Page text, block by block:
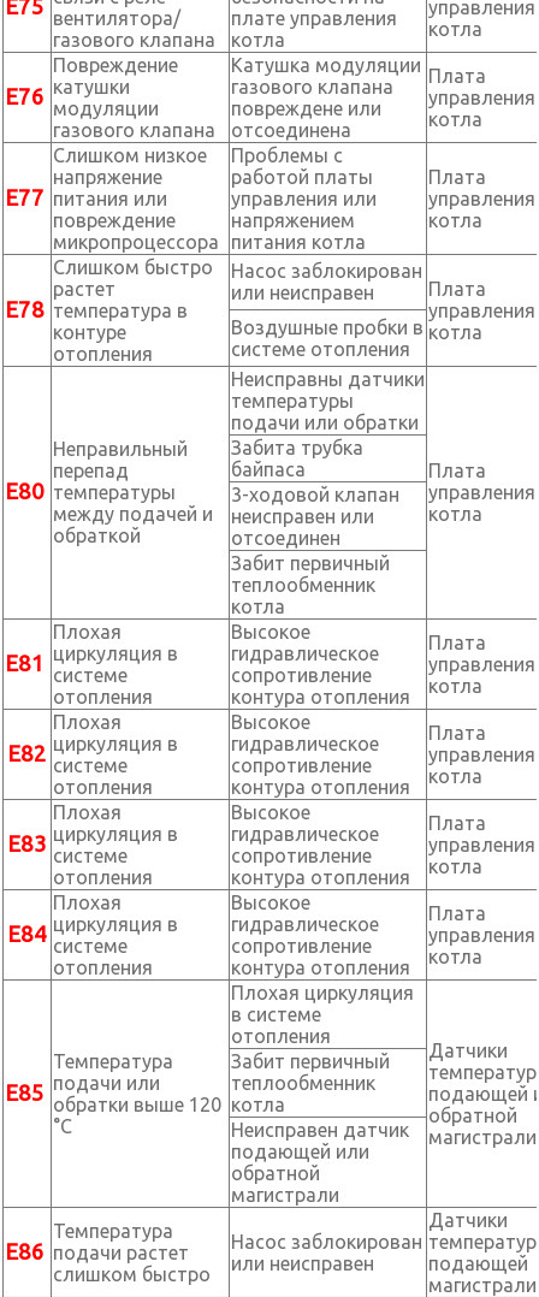
Е75 вентилятора/
газового клапана
плате управления
котла
управления
котла
Е76
Повреждение
катушки
модуляции
газового клапана
Катушка модуляции
газового клапана
повреждене или
отсоединена
Плата
управления
котла
Е77
Слишком низкое
напряжение
питания или
повреждение
микропроцессора
Проблемы с
работой платы
управления или
напряжением
питания котла
Плата
управления
котла
Е78
Слишком быстро
растет
температура в
контуре
отопления
Насос заблокирован
или неисправен
Плата
управления
котла
Воздушные пробки в
системе отопления
Е80
Неправильный
перепад
температуры
между подачей и
обраткой
Неисправны датчики
температуры
подачи или обратки
Плата
управления
котла
Забита трубка
байпаса
3-ходовой клапан
неисправен или
отсоединен
Забит первичный
теплообменник
котла
Е81
Плохая
циркуляция в
системе
отопления
Высокое
гидравлическое
сопротивление
контура отопления
Плата
управления
котла
Е82
Плохая
циркуляция в
системе
отопления
Высокое
гидравлическое
сопротивление
контура отопления
Плата
управления
котла
Е83
Плохая
циркуляция в
системе
отопления
Высокое
гидравлическое
сопротивление
контура отопления
Плата
управления
котла
Е84
Плохая
циркуляция в
системе
отопления
Высокое
гидравлическое
сопротивление
контура отопления
Плата
управления
котла
Е85
Температура
подачи или
обратки выше 120
°С
Плохая циркуляция
в системе
отопления
Датчики
подающей
обратной
магистрали
Забит первичный
теплообменник
котла
Неисправен датчик
подающей или
обратной
магистрали
Е86
Температура
подачи растет
слишком быстро
Насос заблокирован
или неисправен
Датчики
подающей
магистрали